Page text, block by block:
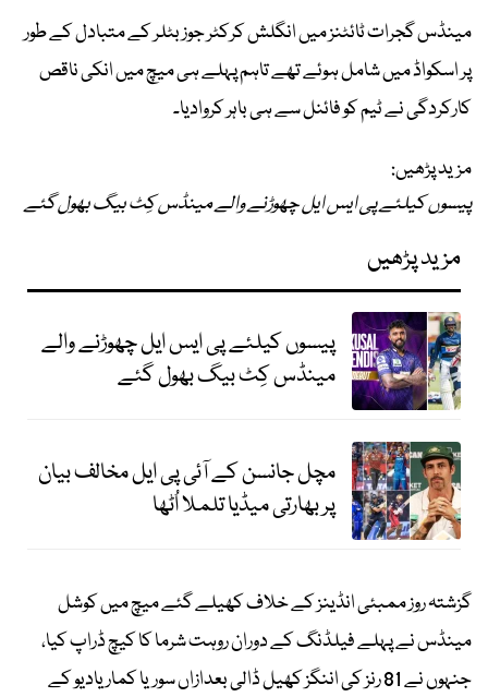
مینڈس گجرات ٹائٹنز میں انگلش کرکٹر جوز بٹلر کے متبادل کے طور
پر اسکواڈ میں شامل ہوئے تھے تاہم پہلے ہی میچ میں انکی ناقص
کارکردگی نے ٹیم کو فائنل سے ہی باہر کروادیا۔
مزید پڑھیں:
پیسوں کیلئے پی ایس ایل چھوڑنے والے مینڈس کِٹ بیگ بھول گئے
مزید پڑھیں
پیسوں کیلئے پی ایس ایل چھوڑنے والے
مینڈس کِٹ بیگ بھول گئے
مچل جانسن کے آئی پی ایل مخالف بیان
پر بھارتی میڈیا تلملا اُٹھا
گزشتہ روز ممبئی انڈینز کے خلاف کھیلے گئے میچ میں کوشل
مینڈس نے پہلے فیلڈنگ کے دوران روہت شرما کا کیچ ڈراپ کیا،
جنہوں نے 81 رنز کی اننگز کھیل ڈالی بعدازاں سوریا کمار یادیو کے